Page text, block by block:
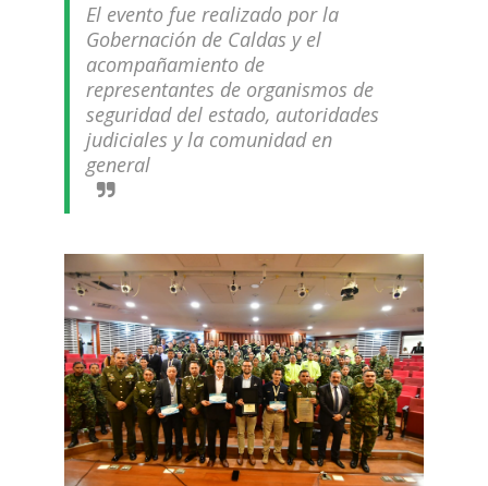
El evento fue realizado por la
Gobernación de Caldas y el
acompañamiento de
representantes de organismos de
seguridad del estado, autoridades
judiciales y la comunidad en
general